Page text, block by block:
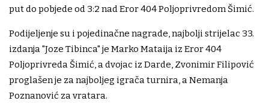
put do pobjede od 3:2 nad Eror 404 Poljoprivredom Šimić.
Podijeljenje su i pojedinačne nagrade, najbolji strijelac 33.
izdanja "Joze Tibinca" je Marko Mataija iz Eror 404
Poljoprivreda Šimić, a dvojac iz Darde, Zvonimir Filipović
proglašen je za najboljeg igrača turnira, a Nemanja
Poznanović za vratara.